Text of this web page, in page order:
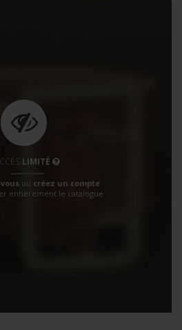
LIMITÉ
ou créez un compte
entièrement le catalogue